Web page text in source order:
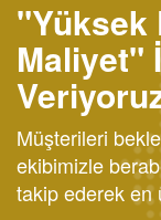
"Yüksek
Maliyet"
Müşterileri
ekibimizle
takip ederek en